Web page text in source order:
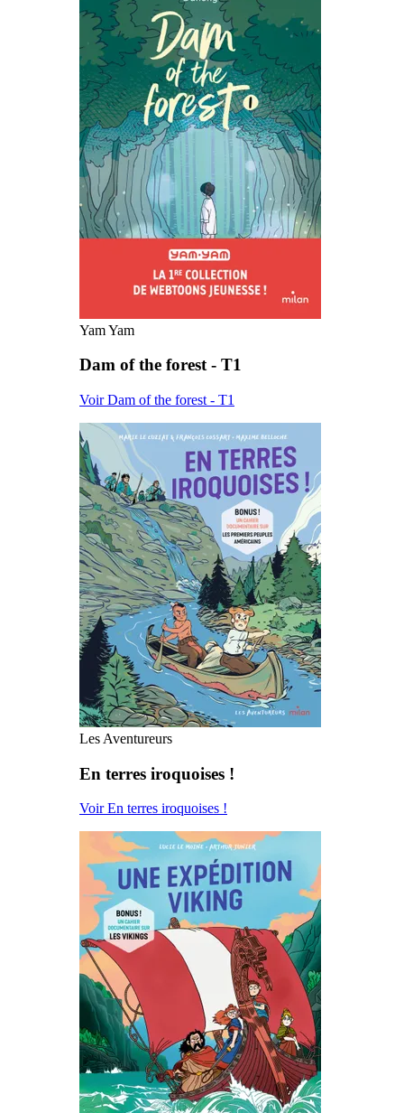
Yam Yam
Dam of the forest - T1
Voir Dam of the forest - T1
Les Aventureurs
En terres iroquoises !
Voir En terres iroquoises !